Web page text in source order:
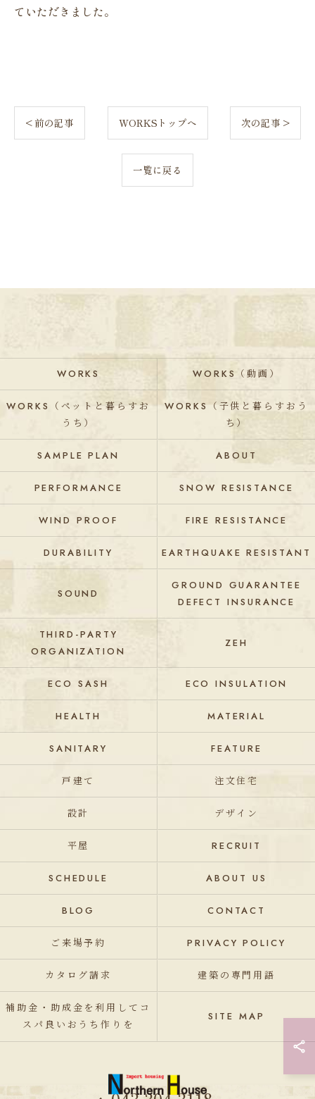
ていただきました。
< 前の記事 WORKSトップへ 次の記事 >
一覧に戻る
WORKS WORKS（動画）
WORKS（ペットと暮らすお
うち）
WORKS（子供と暮らすおう
ち）
SAMPLE PLAN ABOUT
PERFORMANCE SNOW RESISTANCE
WIND PROOF FIRE RESISTANCE
DURABILITY EARTHQUAKE RESISTANT
SOUND
GROUND GUARANTEE
DEFECT INSURANCE
THIRD-PARTY
ORGANIZATION
ZEH
ECO SASH ECO INSULATION
HEALTH MATERIAL
SANITARY FEATURE
戸建て 注文住宅
設計 デザイン
平屋 RECRUIT
SCHEDULE ABOUT US
BLOG CONTACT
ご来場予約 PRIVACY POLICY
カタログ請求 建築の専門用語
補助金・助成金を利用してコ
スパ良いおうち作りを
SITE MAP